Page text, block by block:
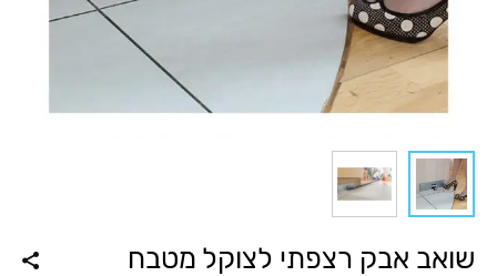
שואב אבק רצפתי לצוקל מטבח